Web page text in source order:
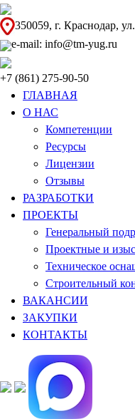
350059, г. Краснодар,
e-mail: info@tm-yug.ru
+7 (861) 275-90-50
ГЛАВНАЯ
О НАС
Компетенции
Ресурсы
Лицензии
Отзывы
РАЗРАБОТКИ
ПРОЕКТЫ
Генеральный
Проектные и
Техническое
Строительный
ВАКАНСИИ
ЗАКУПКИ
КОНТАКТЫ